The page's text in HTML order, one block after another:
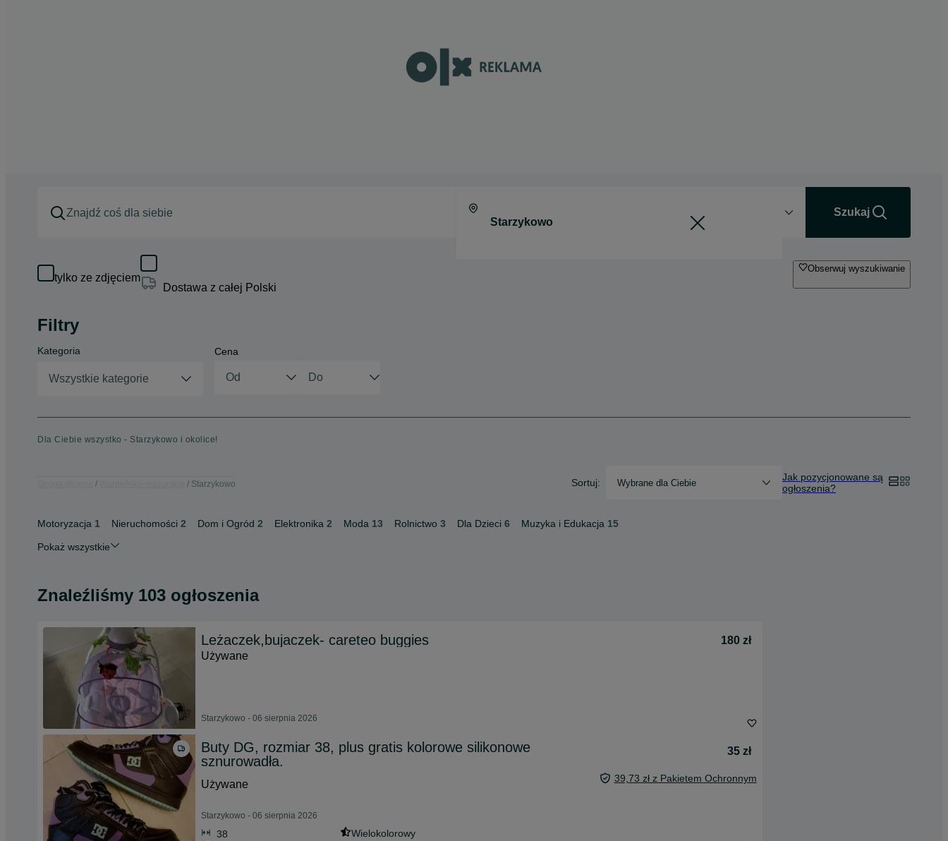
Szukaj
tylko ze zdjęciem
Dostawa z całej Polski
Obserwuj wyszukiwanie
Filtry
Kategoria
Wszystkie kategorie
Cena
Dla Ciebie wszystko - Starzykowo i okolice!
Starzykowo Sortuj: Wybrane dla Ciebie
Jak pozycjonowane są
ogłoszenia?
Motoryzacja 1 Nieruchomości 2 Dom i Ogród 2 Elektronika 2 Moda 13 Rolnictwo 3 Dla Dzieci 6 Muzyka i Edukacja 15
Pokaż wszystkie
Znaleźliśmy 103 ogłoszenia
Leżaczek,bujaczek- careteo buggies
180 zł
Używane
Starzykowo - 06 sierpnia 2026
Buty DG, rozmiar 38, plus gratis kolorowe silikonowe
sznurowadła.
35 zł
Używane 39,73 zł z Pakietem Ochronnym
Starzykowo - 06 sierpnia 2026
38
Wielokolorowy